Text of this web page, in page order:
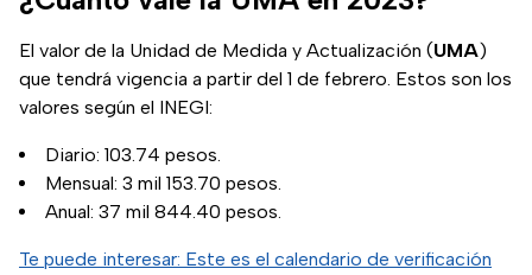
El valor de la Unidad de Medida y Actualización (UMA)
que tendrá vigencia a partir del 1 de febrero. Estos son los
valores según el INEGI:
Diario: 103.74 pesos.
Mensual: 3 mil 153.70 pesos.
Anual: 37 mil 844.40 pesos.
Te puede interesar: Este es el calendario de verificación